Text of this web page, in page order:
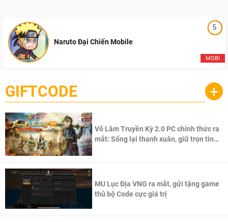
5
MOBI
Naruto Đại Chiến Mobile
GIFTCODE +
Võ Lâm Truyền Kỳ 2.0 PC chính thức ra
mắt: Sống lại thanh xuân, giữ trọn tinh
MU Lục Địa VNG ra mắt, gửi tặng game
thủ bộ Code cực giá trị